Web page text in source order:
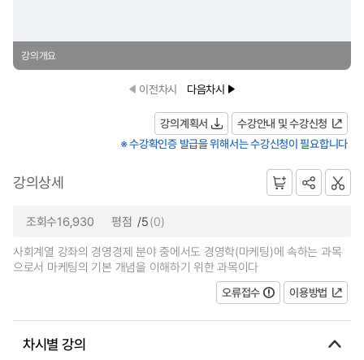
강의개요
이전차시 다음차시
강의계획서
수강안내 및 수강신청
※ 수강확인증 발급을 위해서는 수강신청이 필요합니다
강의상세
조회수16,930 평점 /5(0)
사회계열 강좌의 경영경제 분야 중에서도 경영학(마케팅)에 속하는 과목
으로서 마케팅의 기본 개념을 이해하기 위한 과목이다
오류접수
이용방법
차시별 강의